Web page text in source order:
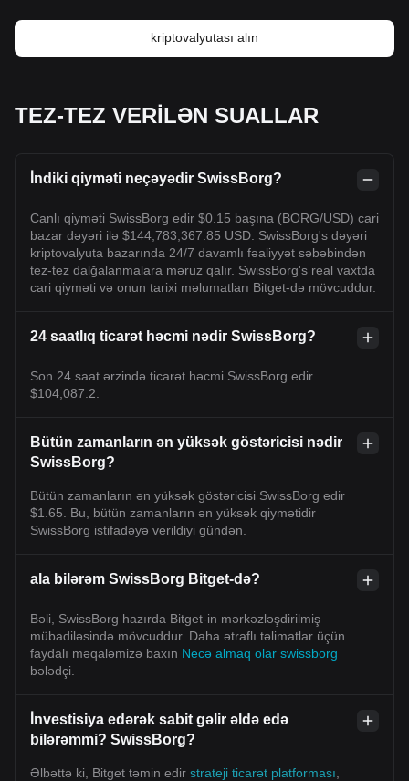
kriptovalyutası alın
TEZ-TEZ VERİLƏN SUALLAR
İndiki qiyməti neçəyədir SwissBorg?
Canlı qiyməti SwissBorg edir $0.15 başına (BORG/USD) cari
bazar dəyəri ilə $144,783,367.85 USD. SwissBorg's dəyəri
kriptovalyuta bazarında 24/7 davamlı fəaliyyət səbəbindən
tez-tez dalğalanmalara məruz qalır. SwissBorg's real vaxtda
cari qiyməti və onun tarixi məlumatları Bitget-də mövcuddur.
24 saatlıq ticarət həcmi nədir SwissBorg?
Son 24 saat ərzində ticarət həcmi SwissBorg edir
$104,087.2.
Bütün zamanların ən yüksək göstəricisi nədir
SwissBorg?
Bütün zamanların ən yüksək göstəricisi SwissBorg edir
$1.65. Bu, bütün zamanların ən yüksək qiymətidir
SwissBorg istifadəyə verildiyi gündən.
ala bilərəm SwissBorg Bitget-də?
Bəli, SwissBorg hazırda Bitget-in mərkəzləşdirilmiş
mübadiləsində mövcuddur. Daha ətraflı təlimatlar üçün
faydalı məqaləmizə baxın Necə almaq olar swissborg
bələdçi.
İnvestisiya edərək sabit gəlir əldə edə
bilərəmmi? SwissBorg?
Əlbəttə ki, Bitget təmin edir strateji ticarət platforması